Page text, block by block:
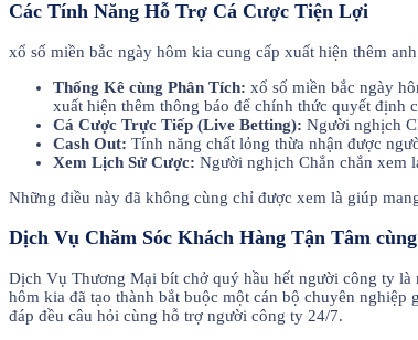
Các Tính Năng Hỗ Trợ Cá Cược Tiện Lợi
xổ số miền bắc ngày hôm kia cung cấp xuất hiện thêm
Thống Kê cùng Phân Tích: xổ số miền bắc ngày
xuất hiện thêm thông báo để chính thức quyết định
Cá Cược Trực Tiếp (Live Betting): Người nghịch
Cash Out: Tính năng chất lỏng thừa nhận được
Xem Lịch Sử Cược: Người nghịch Chắn chắn xem
Những điều này đã không cùng chỉ được xem là giúp
Dịch Vụ Chăm Sóc Khách Hàng Tận Tâm
Dịch Vụ Thương Mại bít chở quý hầu hết người công ty
hôm kia đã tạo thành bắt buộc một cán bộ chuyên
đáp đều câu hỏi cùng hỗ trợ người công ty 24/7.